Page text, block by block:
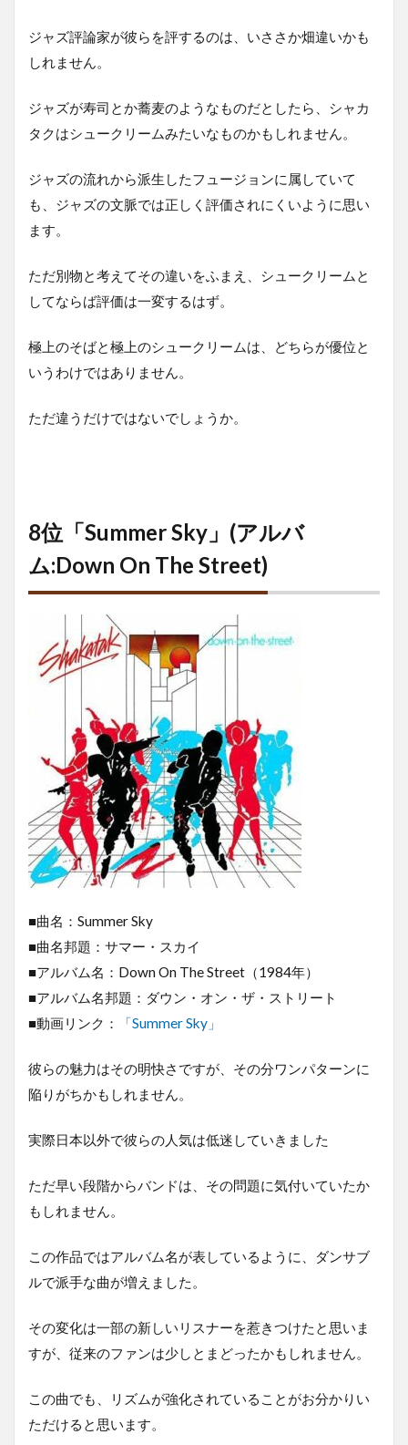
ジャズ評論家が彼らを評するのは、いささか畑違いかも
しれません。
ジャズが寿司とか蕎麦のようなものだとしたら、シャカ
タクはシュークリームみたいなものかもしれません。
ジャズの流れから派生したフュージョンに属していて
も、ジャズの文脈では正しく評価されにくいように思い
ます。
ただ別物と考えてその違いをふまえ、シュークリームと
してならば評価は一変するはず。
極上のそばと極上のシュークリームは、どちらが優位と
いうわけではありません。
ただ違うだけではないでしょうか。
8位「Summer Sky」(アルバ
ム:Down On The Street)
■曲名：Summer Sky
■曲名邦題：サマー・スカイ
■アルバム名：Down On The Street（1984年）
■アルバム名邦題：ダウン・オン・ザ・ストリート
■動画リンク：
「Summer Sky」
彼らの魅力はその明快さですが、その分ワンパターンに
陥りがちかもしれません。
実際日本以外で彼らの人気は低迷していきました
ただ早い段階からバンドは、その問題に気付いていたか
もしれません。
この作品ではアルバム名が表しているように、ダンサブ
ルで派手な曲が増えました。
その変化は一部の新しいリスナーを惹きつけたと思いま
すが、従来のファンは少しとまどったかもしれません。
この曲でも、リズムが強化されていることがお分かりい
ただけると思います。